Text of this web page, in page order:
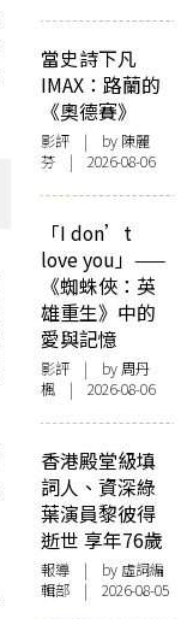
當史詩下凡
IMAX：路蘭的
《奧德賽》
影評 | by 陳麗
芬 | 2026-08-06
「I don’t
love you」——
《蜘蛛俠：英
雄重生》中的
愛與記憶
影評 | by周丹
楓 | 2026-08-06
香港殿堂級填
詞人、資深綠
葉演員黎彼得
逝世 享年76歲
報導 | by 虛詞編
輯部 | 2026-08-05